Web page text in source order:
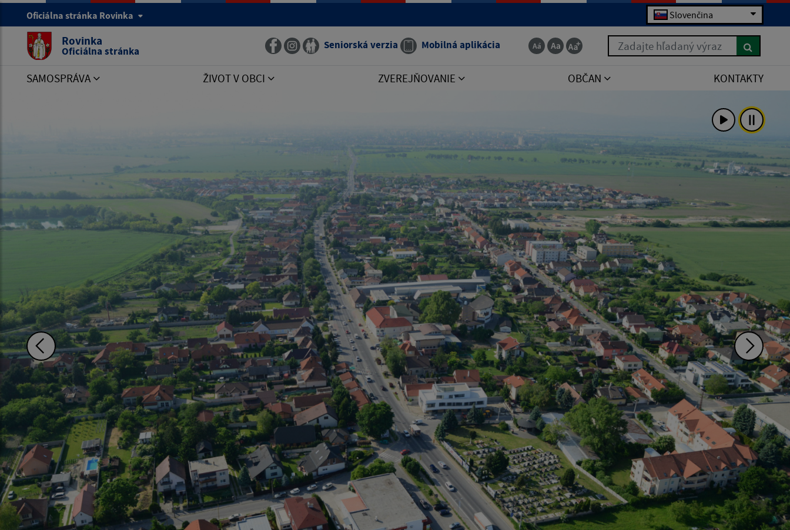
Oficiálna stránka Rovinka Slovenčina
Rovinka
Oficiálna stránka Seniorská verzia Mobilná aplikácia Zadajte hľadaný výraz
SAMOSPRÁVA ŽIVOT V OBCI ZVEREJŇOVANIE OBČAN KONTAKTY